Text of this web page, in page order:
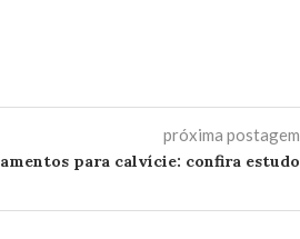
próxima postagem
para calvície: confira estudo